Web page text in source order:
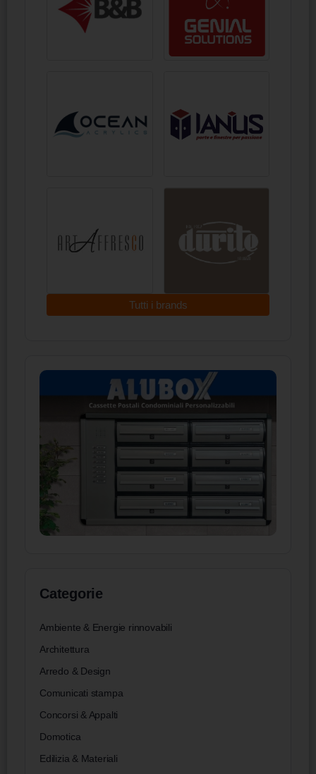
Tutti i brands
Categorie
Ambiente & Energie rinnovabili
Architettura
Arredo & Design
Comunicati stampa
Concorsi & Appalti
Domotica
Edilizia & Materiali